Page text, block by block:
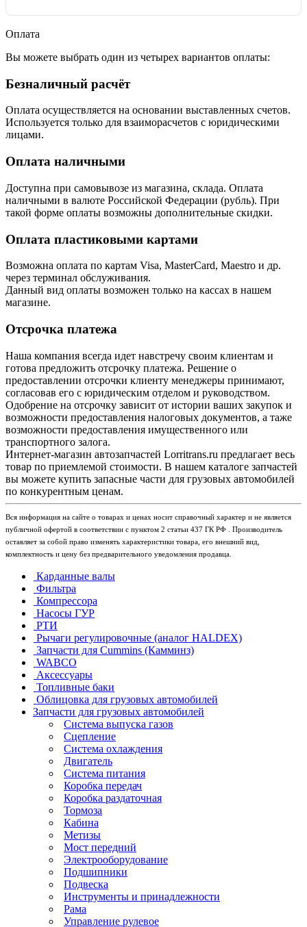
Оплата
Вы можете выбрать один из четырех вариантов оплаты:
Безналичный расчёт
Оплата осуществляется на основании выставленных счетов.
Используется только для взаиморасчетов с юридическими
лицами.
Оплата наличными
Доступна при самовывозе из магазина, склада. Оплата
наличными в валюте Российской Федерации (рубль). При
такой форме оплаты возможны дополнительные скидки.
Оплата пластиковыми картами
Возможна оплата по картам Visa, MasterCard, Maestro и др.
через терминал обслуживания.
Данный вид оплаты возможен только на кассах в нашем
магазине.
Отсрочка платежа
Наша компания всегда идет навстречу своим клиентам и
готова предложить отсрочку платежа. Решение о
предоставлении отсрочки клиенту менеджеры принимают,
согласовав его с юридическим отделом и руководством.
Одобрение на отсрочку зависит от истории ваших закупок и
возможности предоставления налоговых документов, а таже
возможности предоставления имущественного или
транспортного залога.
Интернет-магазин автозапчастей Lorritrans.ru предлагает весь
товар по приемлемой стоимости. В нашем каталоге запчастей
вы можете купить запасные части для грузовых автомобилей
по конкурентным ценам.
Вся информация на сайте о товарах и ценах носит справочный характер и не является
публичной офертой в соответствии с пунктом 2 статьи 437 ГК РФ . Производитель
оставляет за собой право изменять характеристики товара, его внешний вид,
комплектность и цену без предварительного уведомления продавца.
Карданные валы
Фильтра
Компрессора
Насосы ГУР
РТИ
Рычаги регулировочные (аналог HALDEX)
Запчасти для Cummins (Камминз)
WABCO
Аксессуары
Топливные баки
Облицовка для грузовых автомобилей
Запчасти для грузовых автомобилей
Система выпуска газов
Сцепление
Система охлаждения
Двигатель
Система питания
Коробка передач
Коробка раздаточная
Тормоза
Кабина
Метизы
Мост передний
Электрооборудование
Подшипники
Подвеска
Инструменты и принадлежности
Рама
Управление рулевое